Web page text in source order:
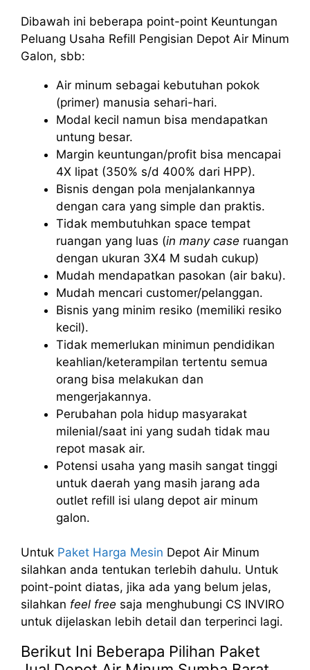
Dibawah ini beberapa point-point Keuntungan
Peluang Usaha Refill Pengisian Depot Air Minum
Galon, sbb:
Air minum sebagai kebutuhan pokok
(primer) manusia sehari-hari.
Modal kecil namun bisa mendapatkan
untung besar.
Margin keuntungan/profit bisa mencapai
4X lipat (350% s/d 400% dari HPP).
Bisnis dengan pola menjalankannya
dengan cara yang simple dan praktis.
Tidak membutuhkan space tempat
ruangan yang luas (in many case ruangan
dengan ukuran 3X4 M sudah cukup)
Mudah mendapatkan pasokan (air baku).
Mudah mencari customer/pelanggan.
Bisnis yang minim resiko (memiliki resiko
kecil).
Tidak memerlukan minimun pendidikan
keahlian/keterampilan tertentu semua
orang bisa melakukan dan
mengerjakannya.
Perubahan pola hidup masyarakat
milenial/saat ini yang sudah tidak mau
repot masak air.
Potensi usaha yang masih sangat tinggi
untuk daerah yang masih jarang ada
outlet refill isi ulang depot air minum
galon.
Untuk Paket Harga Mesin Depot Air Minum
silahkan anda tentukan terlebih dahulu. Untuk
point-point diatas, jika ada yang belum jelas,
silahkan feel free saja menghubungi CS INVIRO
untuk dijelaskan lebih detail dan terperinci lagi.
Berikut Ini Beberapa Pilihan Paket